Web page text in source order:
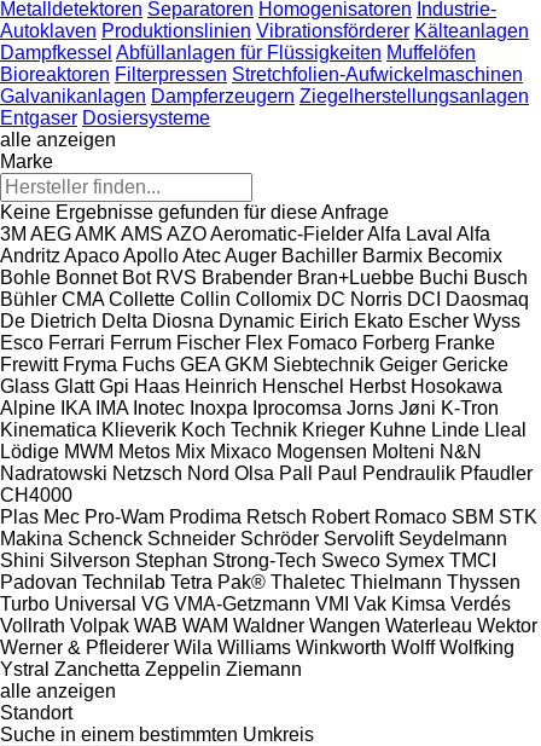
Metalldetektoren Separatoren Homogenisatoren Industrie-
Autoklaven Produktionslinien Vibrationsförderer Kälteanlagen
Dampfkessel Abfüllanlagen für Flüssigkeiten Muffelöfen
Bioreaktoren Filterpressen Stretchfolien-Aufwickelmaschinen
Galvanikanlagen Dampferzeugern Ziegelherstellungsanlagen
Entgaser Dosiersysteme
alle anzeigen
Marke
Keine Ergebnisse gefunden für diese Anfrage
3M AEGAMK AMS AZOAeromatic-FielderAlfa Laval Alfa
Andritz ApacoApolloAtecAuger Bachiller Barmix Becomix
Bohle Bonnet Bot RVS Brabender Bran+Luebbe Buchi Busch
Bühler CMA Collette Collin Collomix DC Norris DCI
Daosmaq
De Dietrich Delta Diosna Dynamic Eirich Ekato Escher Wyss
Esco Ferrari Ferrum Fischer Flex Fomaco Forberg Franke
Frewitt Fryma Fuchs GEA GKM Siebtechnik Geiger Gericke
Glass Glatt Gpi Haas Heinrich Henschel Herbst Hosokawa
Alpine IKA IMA Inotec Inoxpa Iprocomsa Jorns Jøni K-Tron
Kinematica Klieverik Koch Technik Krieger Kuhne Linde Lleal
Lödige MWM Metos Mix Mixaco Mogensen Molteni N&N
Nadratowski Netzsch Nord Olsa Pall Paul Pendraulik Pfaudler
CH4000
Plas Mec Pro-Wam Prodima Retsch Robert Romaco SBM STK
Makina Schenck Schneider Schröder Servolift Seydelmann
Shini Silverson Stephan Strong-Tech Sweco Symex TMCI
Padovan Technilab Tetra Pak® Thaletec Thielmann Thyssen
Turbo Universal VG VMA-Getzmann VMI Vak Kimsa Verdés
Vollrath Volpak WAB WAM Waldner Wangen Waterleau Wektor
Werner & Pfleiderer Wila Williams Winkworth Wolff Wolfking
Ystral Zanchetta Zeppelin Ziemann
alle anzeigen
Standort
Suche in einem bestimmten Umkreis